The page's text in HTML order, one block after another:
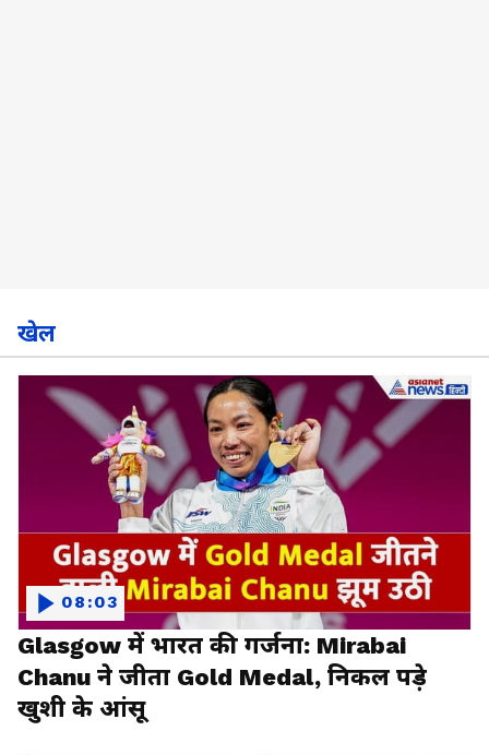
खेल
Glasgow में भारत की गर्जना: Mirabai
Chanu ने जीता Gold Medal, निकल पड़े
खुशी के आंसू
08:03